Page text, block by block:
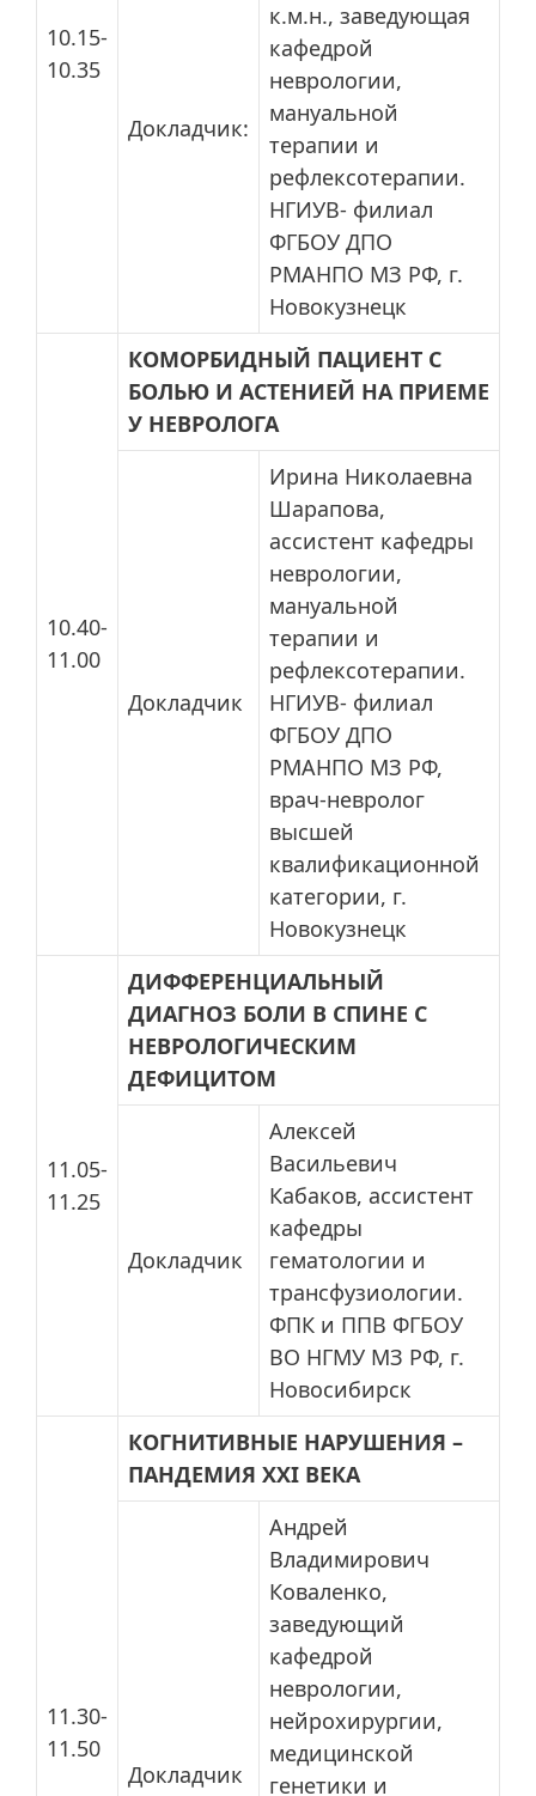
10.15-
10.35
Докладчик:
к.м.н., заведующая
кафедрой
неврологии,
мануальной
терапии и
рефлексотерапии.
НГИУВ- филиал
ФГБОУ ДПО
РМАНПО МЗ РФ, г.
Новокузнецк
10.40-
11.00
КОМОРБИДНЫЙ ПАЦИЕНТ С
БОЛЬЮ И АСТЕНИЕЙ НА ПРИЕМЕ
У НЕВРОЛОГА
Докладчик
Ирина Николаевна
Шарапова,
ассистент кафедры
неврологии,
мануальной
терапии и
рефлексотерапии.
НГИУВ- филиал
ФГБОУ ДПО
РМАНПО МЗ РФ,
врач-невролог
высшей
квалификационной
категории, г.
Новокузнецк
11.05-
11.25
ДИФФЕРЕНЦИАЛЬНЫЙ
ДИАГНОЗ БОЛИ В СПИНЕ С
НЕВРОЛОГИЧЕСКИМ
ДЕФИЦИТОМ
Докладчик
Алексей
Васильевич
Кабаков, ассистент
кафедры
гематологии и
трансфузиологии.
ФПК и ППВ ФГБОУ
ВО НГМУ МЗ РФ, г.
Новосибирск
11.30-
11.50
КОГНИТИВНЫЕ НАРУШЕНИЯ –
ПАНДЕМИЯ XXI ВЕКА
Докладчик
Андрей
Владимирович
Коваленко,
заведующий
кафедрой
неврологии,
нейрохирургии,
медицинской
генетики и